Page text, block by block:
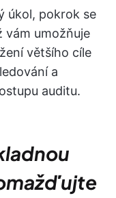
úkol, pokrok se
vám umožňuje
většího cíle
a
auditu.